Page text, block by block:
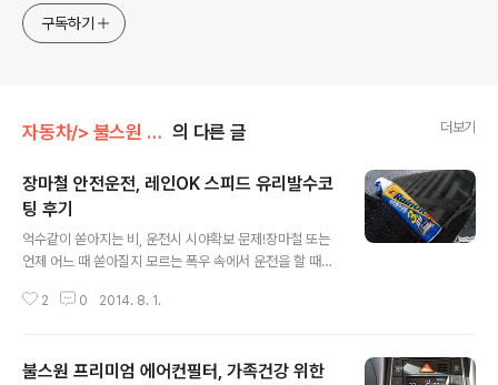
구독하기
자동차/> 불스원 관련 의 다른 글 더보기
장마철 안전운전, 레인OK 스피드 유리발수코
팅 후기
억수같이 쏟아지는 비, 운전시 시야확보 문제!장마철 또는
언제 어느 때 쏟아질지 모르는 폭우 속에서 운전을 할 때면
르는 것이 사실입니다. 전방이야 앞유리에 와이퍼가 있어
제품이 있어 소개를 드려볼까 합니다. 바로 불스원에서 판
2 0 2014. 8. 1.
불스원 프리미엄 에어컨필터, 가족건강 위한